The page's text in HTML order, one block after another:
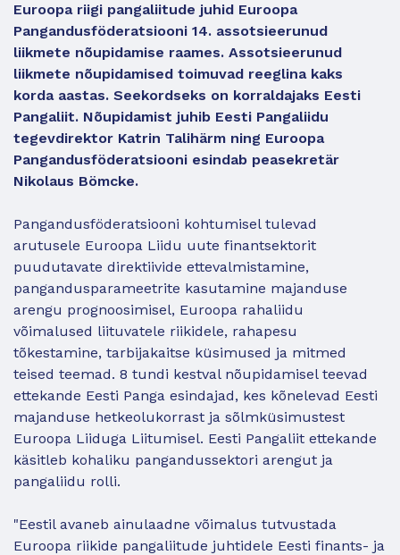
Euroopa riigi pangaliitude juhid Euroopa
Pangandusföderatsiooni 14. assotsieerunud
liikmete nõupidamise raames. Assotsieerunud
liikmete nõupidamised toimuvad reeglina kaks
korda aastas. Seekordseks on korraldajaks Eesti
Pangaliit. Nõupidamist juhib Eesti Pangaliidu
tegevdirektor Katrin Talihärm ning Euroopa
Pangandusföderatsiooni esindab peasekretär
Nikolaus Bömcke.
Pangandusföderatsiooni kohtumisel tulevad
arutusele Euroopa Liidu uute finantsektorit
puudutavate direktiivide ettevalmistamine,
pangandusparameetrite kasutamine majanduse
arengu prognoosimisel, Euroopa rahaliidu
võimalused liituvatele riikidele, rahapesu
tõkestamine, tarbijakaitse küsimused ja mitmed
teised teemad. 8 tundi kestval nõupidamisel teevad
ettekande Eesti Panga esindajad, kes kõnelevad Eesti
majanduse hetkeolukorrast ja sõlmküsimustest
Euroopa Liiduga Liitumisel. Eesti Pangaliit ettekande
käsitleb kohaliku pangandussektori arengut ja
pangaliidu rolli.
"Eestil avaneb ainulaadne võimalus tutvustada
Euroopa riikide pangaliitude juhtidele Eesti finants- ja